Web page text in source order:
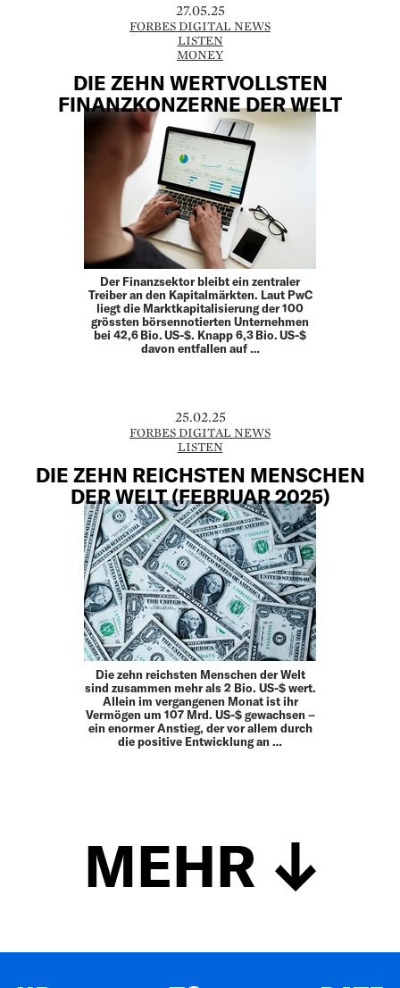
27.05.25
FORBES DIGITAL NEWS
LISTEN
MONEY
DIE ZEHN WERTVOLLSTEN
FINANZKONZERNE DER WELT
Der Finanzsektor bleibt ein zentraler
Treiber an den Kapitalmärkten. Laut PwC
liegt die Marktkapitalisierung der 100
grössten börsennotierten Unternehmen
bei 42,6 Bio. US-$. Knapp 6,3 Bio. US-$
davon entfallen auf …
25.02.25
FORBES DIGITAL NEWS
LISTEN
DIE ZEHN REICHSTEN MENSCHEN
DER WELT (FEBRUAR 2025)
Die zehn reichsten Menschen der Welt
sind zusammen mehr als 2 Bio. US-$ wert.
Allein im vergangenen Monat ist ihr
Vermögen um 107 Mrd. US-$ gewachsen –
ein enormer Anstieg, der vor allem durch
die positive Entwicklung an …
MEHR